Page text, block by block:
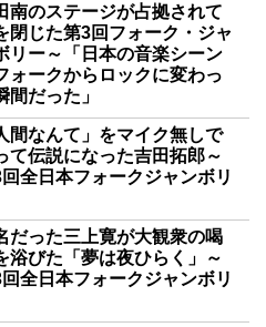
南のステージが占拠されて
閉じた第3回フォーク・ジャ
リー～「日本の音楽シーン
ォークからロックに変わっ
間だった」
間なんて」をマイク無しで
て伝説になった吉田拓郎～
全日本フォークジャンボリ
だった三上寛が大観衆の喝
浴びた「夢は夜ひらく」～
全日本フォークジャンボリ